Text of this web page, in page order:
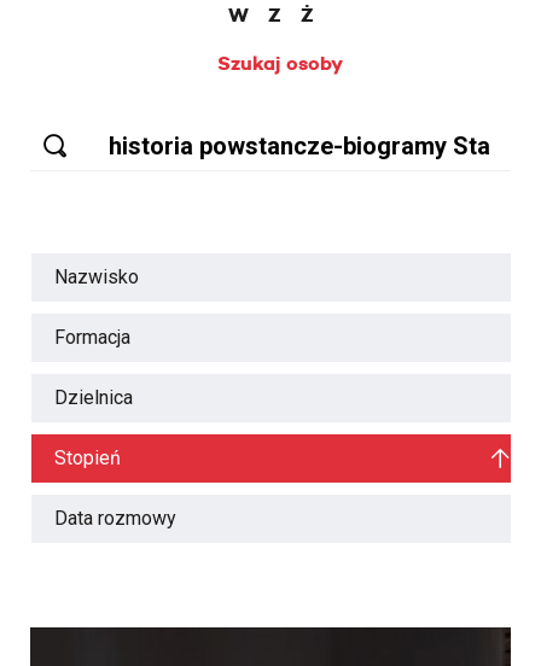
W
Z
Ż
Szukaj osoby
Nazwisko
Formacja
Dzielnica
Stopień
Data rozmowy